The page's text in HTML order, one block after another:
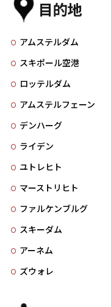
目的地
アムステルダム
スキポール空港
ロッテルダム
アムステルフェーン
デンハーグ
ライデン
ユトレヒト
マーストリヒト
ファルケンブルグ
スキーダム
アーネム
ズウォレ